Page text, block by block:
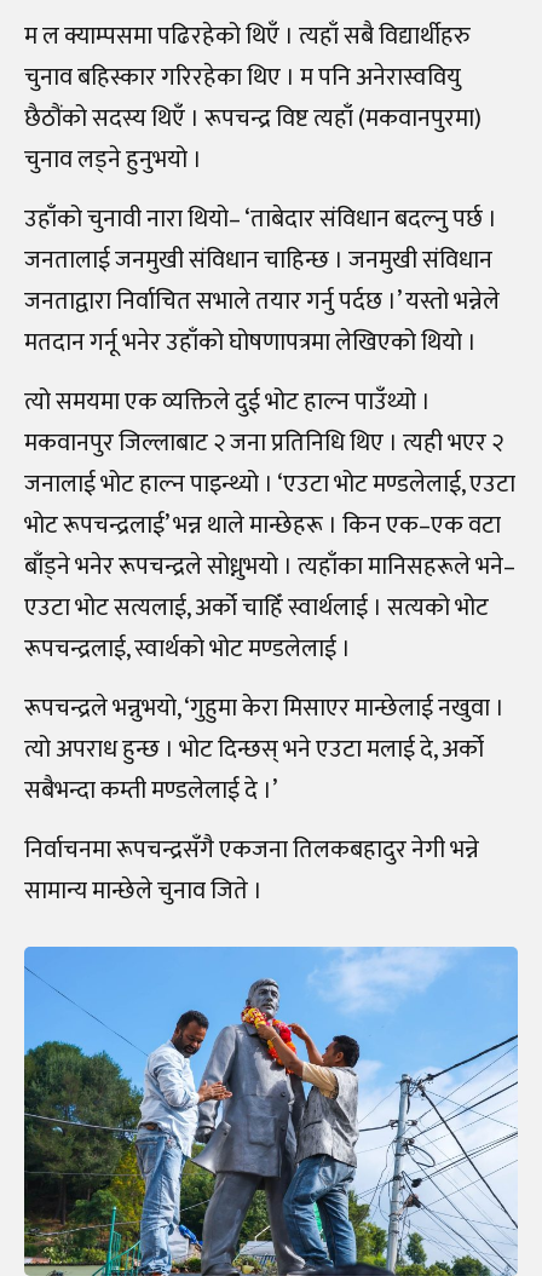
म ल क्याम्पसमा पढिरहेको थिएँ । त्यहाँ सबै विद्यार्थीहरु
चुनाव बहिस्कार गरिरहेका थिए । म पनि अनेरास्ववियु
छैठौंको सदस्य थिएँ । रूपचन्द्र विष्ट त्यहाँ (मकवानपुरमा)
चुनाव लड्ने हुनुभयो ।
उहाँको चुनावी नारा थियो– ‘ताबेदार संविधान बदल्नु पर्छ ।
जनतालाई जनमुखी संविधान चाहिन्छ । जनमुखी संविधान
जनताद्वारा निर्वाचित सभाले तयार गर्नु पर्दछ ।’ यस्तो भन्नेले
मतदान गर्नू भनेर उहाँको घोषणापत्रमा लेखिएको थियो ।
त्यो समयमा एक व्यक्तिले दुई भोट हाल्न पाउँथ्यो ।
मकवानपुर जिल्लाबाट २ जना प्रतिनिधि थिए । त्यही भएर २
जनालाई भोट हाल्न पाइन्थ्यो । ‘एउटा भोट मण्डलेलाई, एउटा
भोट रूपचन्द्रलाई’ भन्न थाले मान्छेहरू । किन एक–एक वटा
बाँड्ने भनेर रूपचन्द्रले सोध्नुभयो । त्यहाँका मानिसहरूले भने–
एउटा भोट सत्यलाई, अर्को चाहिँ स्वार्थलाई । सत्यको भोट
रूपचन्द्रलाई, स्वार्थको भोट मण्डलेलाई ।
रूपचन्द्रले भन्नुभयो, ‘गुहुमा केरा मिसाएर मान्छेलाई नखुवा ।
त्यो अपराध हुन्छ । भोट दिन्छस् भने एउटा मलाई दे, अर्को
सबैभन्दा कम्ती मण्डलेलाई दे ।’
निर्वाचनमा रूपचन्द्रसँगै एकजना तिलकबहादुर नेगी भन्ने
सामान्य मान्छेले चुनाव जिते ।